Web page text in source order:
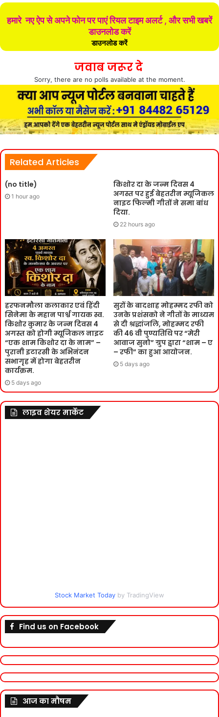
हमारे नए ऐप से अपने फोन पर पाएं रियल टाइम अलर्ट , और सभी खबरें
डाउनलोड करें
डाउनलोड करें
जवाब जरूर दे
Sorry, there are no polls available at the moment.
Related Articles
(no title)
1 hour ago
किशोर दा के जन्म दिवस 4
अगस्त पर हुई बेहतरीन म्यूजिकल
नाइट फिल्मी गीतों ने समा बांध
दिया.
22 hours ago
हरफनमौला कलाकार एवं हिंदी
सिनेमा के महान पार्श्व गायक स्व.
किशोर कुमार के जन्म दिवस 4
अगस्त को होगी म्यूजिकल नाइट
“एक शाम किशोर दा के नाम” –
पुरानी इटारसी के अभिनंदन
सभागृह में होगा बेहतरीन
कार्यक्रम.
5 days ago
सुरों के बादशाह मोहम्मद रफी को
उनके प्रशंसको ने गीतों के माध्यम
से दी श्रद्धांजलि, मोहम्मद रफी
की 46 वी पुण्यतिथि पर “मेरी
आवाज सुनो” ग्रुप द्वारा “शाम – ए
– रफी” का हुआ आयोजन.
5 days ago
लाइव शेयर मार्केट
Stock Market Today by TradingView
Find us on Facebook
आज का मौषम